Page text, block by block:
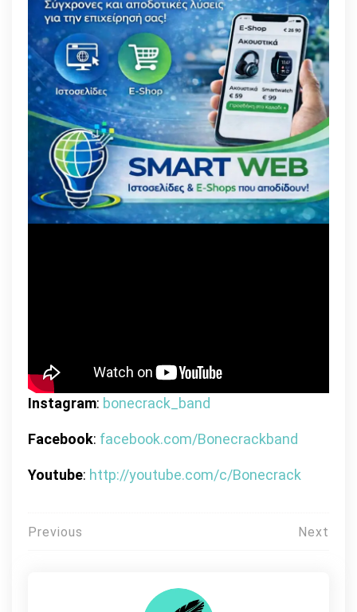
Instagram: bonecrack_band
Facebook: facebook.com/Bonecrackband
Youtube: http://youtube.com/c/Bonecrack
Πλοήγηση
Previous Next